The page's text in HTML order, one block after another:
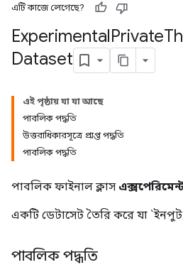
এটি কাজে লেগেছে?
ExperimentalPrivate
Dataset
এই পৃষ্ঠায় যা যা আছে
পাবলিক পদ্ধতি
উত্তরাধিকারসূত্রে প্রাপ্ত পদ্ধতি
পাবলিক পদ্ধতি
পাবলিক ফাইনাল ক্লাস
একটি ডেটাসেট তৈরি করে যা
পাবলিক পদ্ধতি